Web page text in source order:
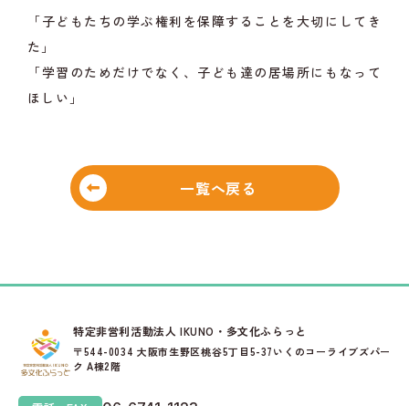
「子どもたちの学ぶ権利を保障することを大切にしてき
た」
「学習のためだけでなく、子ども達の居場所にもなって
ほしい」
一覧へ戻る
特定非営利活動法人 IKUNO・多文化ふらっと
〒544-0034 大阪市生野区桃谷5丁目5-37いくのコーライブズパー
ク A棟2階